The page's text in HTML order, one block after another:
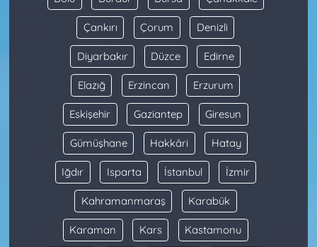
Çankırı Çorum Denizli
Diyarbakır Düzce Edirne
Elazığ Erzincan Erzurum
Eskişehir Gaziantep Giresun
Gümüşhane Hakkâri Hatay
Iğdır Isparta İstanbul İzmir
Kahramanmaraş Karabük
Karaman Kars Kastamonu